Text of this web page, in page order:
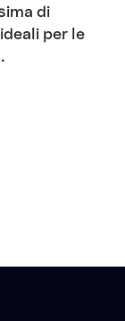
di
per le